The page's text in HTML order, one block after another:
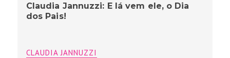
Claudia Jannuzzi: E lá vem ele, o Dia
dos Pais!
CLAUDIA JANNUZZI